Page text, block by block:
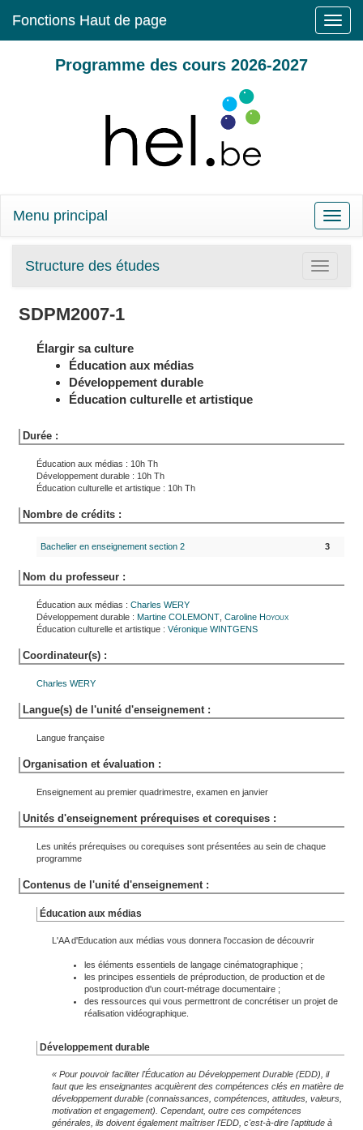
Toggle
Fonctions Haut de page
Programme des cours 2026-2027
Toggle
Menu principal
Toggle
Structure des études
SDPM2007-1
Élargir sa culture
Éducation aux médias
Développement durable
Éducation culturelle et artistique
Durée :
Éducation aux médias : 10h Th
Développement durable : 10h Th
Éducation culturelle et artistique : 10h Th
Nombre de crédits :
Bachelier en enseignement section 2 3
Nom du professeur :
Éducation aux médias : Charles WERY
Développement durable : Martine COLEMONT Caroline Hoyoux
Éducation culturelle et artistique : Véronique WINTGENS
Coordinateur(s) :
Charles WERY
Langue(s) de l'unité d'enseignement :
Langue française
Organisation et évaluation :
Enseignement au premier quadrimestre, examen en janvier
Unités d'enseignement prérequises et corequises :
Les unités prérequises ou corequises sont présentées au sein de chaque
programme
Contenus de l'unité d'enseignement :
Éducation aux médias
L'AA d'Education aux médias vous donnera l'occasion de découvrir
les éléments essentiels de langage cinématographique ;
les principes essentiels de préproduction, de production et de
postproduction d'un court-métrage documentaire ;
des ressources qui vous permettront de concrétiser un projet de
réalisation vidéographique.
Développement durable
« Pour pouvoir faciliter l'Éducation au Développement Durable (EDD), il
faut que les enseignantes acquièrent des compétences clés en matière de
développement durable (connaissances, compétences, attitudes, valeurs,
motivation et engagement). Cependant, outre ces compétences
générales, ils doivent également maîtriser l'EDD, c'est-à-dire l'aptitude à